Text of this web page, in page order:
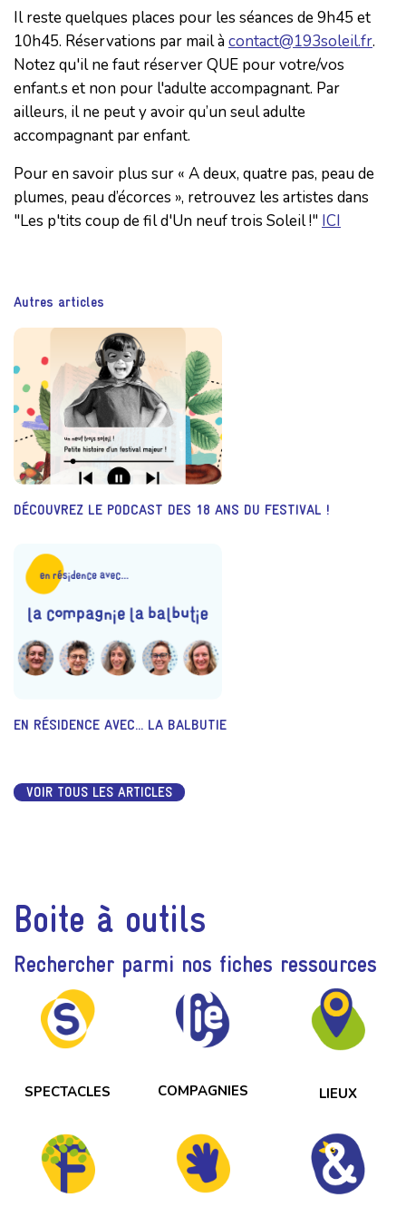
Il reste quelques places pour les séances de 9h45 et
10h45. Réservations par mail àcontact@193soleil.fr.
Notez qu'il ne faut réserver QUE pour votre/vos
enfant.s et non pour l'adulte accompagnant. Par
ailleurs, il ne peut y avoir qu’un seul adulte
accompagnant par enfant.
Pour en savoir plus sur « A deux, quatre pas, peau de
plumes, peau d’écorces », retrouvez les artistes dans
"Les p'tits coup de fil d'Un neuf trois Soleil !" ICI
Autres articles
DÉCOUVREZ LE PODCAST DES 18 ANS DU FESTIVAL !
EN RÉSIDENCE AVEC... LA BALBUTIE
VOIR TOUS LES ARTICLES
Boite à outils
Rechercher parmi nos fiches ressources
SPECTACLES COMPAGNIES LIEUX